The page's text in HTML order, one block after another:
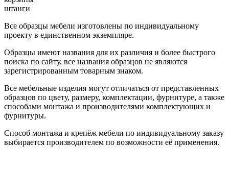
штанги
Все образцы мебели изготовлены по индивидуальному
проекту в единственном экземпляре.
Образцы имеют названия для их различия и более быстрого
поиска по сайту, все названия образцов не являются
зарегистрированным товарным знаком.
Все мебельные изделия могут отличаться от представленных
образцов по цвету, размеру, комплектации, фурнитуре, а также
способами монтажа и производителями комплектующих и
фурнитуры.
Способ монтажа и крепёж мебели по индивидуальному заказу
выбирается производителем по возможности её применения.